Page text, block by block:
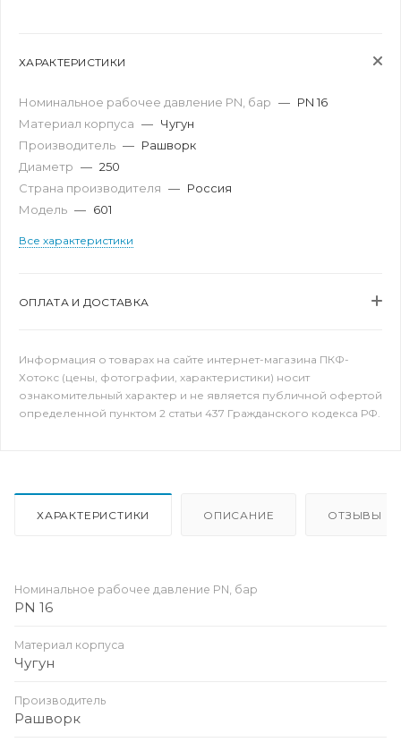
ХАРАКТЕРИСТИКИ
Номинальное рабочее давление PN, бар — PN 16
Материал корпуса — Чугун
Производитель — Рашворк
Диаметр — 250
Страна производителя — Россия
Модель — 601
Все характеристики
ОПЛАТА И ДОСТАВКА
Информация о товарах на сайте интернет-магазина ПКФ-
Хотокс (цены, фотографии, характеристики) носит
ознакомительный характер и не является публичной офертой
определенной пунктом 2 статьи 437 Гражданского кодекса РФ.
ХАРАКТЕРИСТИКИ ОПИСАНИЕ ОТЗЫВЫ
Номинальное рабочее давление PN, бар
PN 16
Материал корпуса
Чугун
Производитель
Рашворк